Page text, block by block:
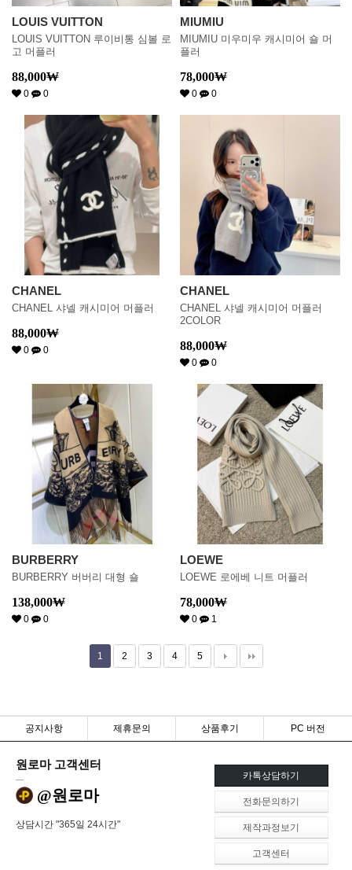
LOUIS VUITTON
LOUIS VUITTON 루이비통 심볼 로
고 머플러
88,000₩
0 0
MIUMIU
MIUMIU 미우미우 캐시미어 숄 머
플러
78,000₩
0 0
CHANEL
CHANEL 샤넬 캐시미어 머플러
88,000₩
0 0
CHANEL
CHANEL 샤넬 캐시미어 머플러
2COLOR
88,000₩
0 0
BURBERRY
BURBERRY 버버리 대형 숄
138,000₩
0 0
LOEWE
LOEWE 로에베 니트 머플러
78,000₩
0 1
1 2 3 4 5
공지사항 제휴문의 상품후기 PC 버전
원로마 고객센터
@원로마
상담시간 "365일 24시간"
카톡상담하기
전화문의하기
제작과정보기
고객센터